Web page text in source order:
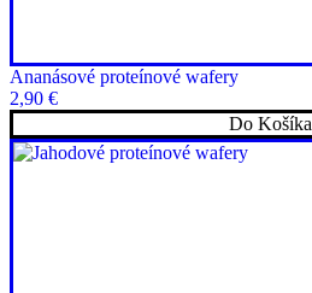
Ananásové proteínové wafery
2,90 €
Do Košíka